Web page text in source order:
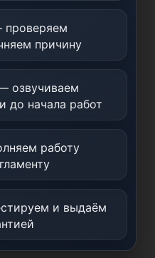
причину
озвучиваем
до начала работ
работу
и выдаём